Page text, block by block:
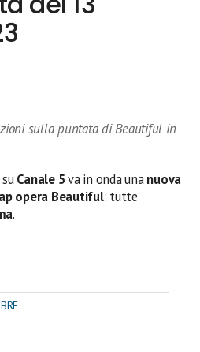
sulla puntata di Beautiful in
suCanale 5va in onda unanuova
opera Beautiful: tutte
.